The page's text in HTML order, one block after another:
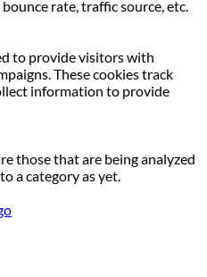
rate, traffic source, etc.
to provide visitors with
These cookies track
information to provide
those that are being analyzed
a category as yet.